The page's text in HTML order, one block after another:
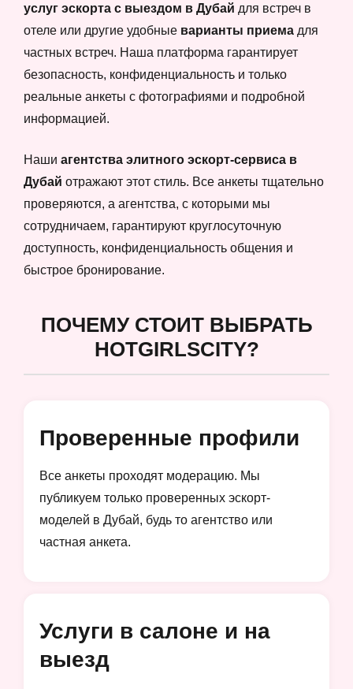
услуг эскорта с выездом в Дубай для встреч в
отеле или другие удобные варианты приема для
частных встреч. Наша платформа гарантирует
безопасность, конфиденциальность и только
реальные анкеты с фотографиями и подробной
информацией.
Наши агентства элитного эскорт-сервиса в
Дубай отражают этот стиль. Все анкеты тщательно
проверяются, а агентства, с которыми мы
сотрудничаем, гарантируют круглосуточную
доступность, конфиденциальность общения и
быстрое бронирование.
ПОЧЕМУ СТОИТ ВЫБРАТЬ
HOTGIRLSCITY?
Проверенные профили
Все анкеты проходят модерацию. Мы
публикуем только проверенных эскорт-
моделей в Дубай, будь то агентство или
частная анкета.
Услуги в салоне и на
выезд